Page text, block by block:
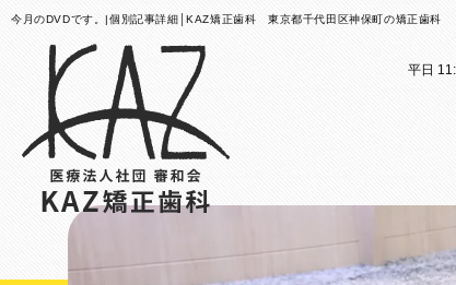
今月のDVDです。|個別記事詳細│KAZ矯正歯科 東京都千代田区神保町の矯正歯科
平日
医院案内
矯正歯科治療のご案内